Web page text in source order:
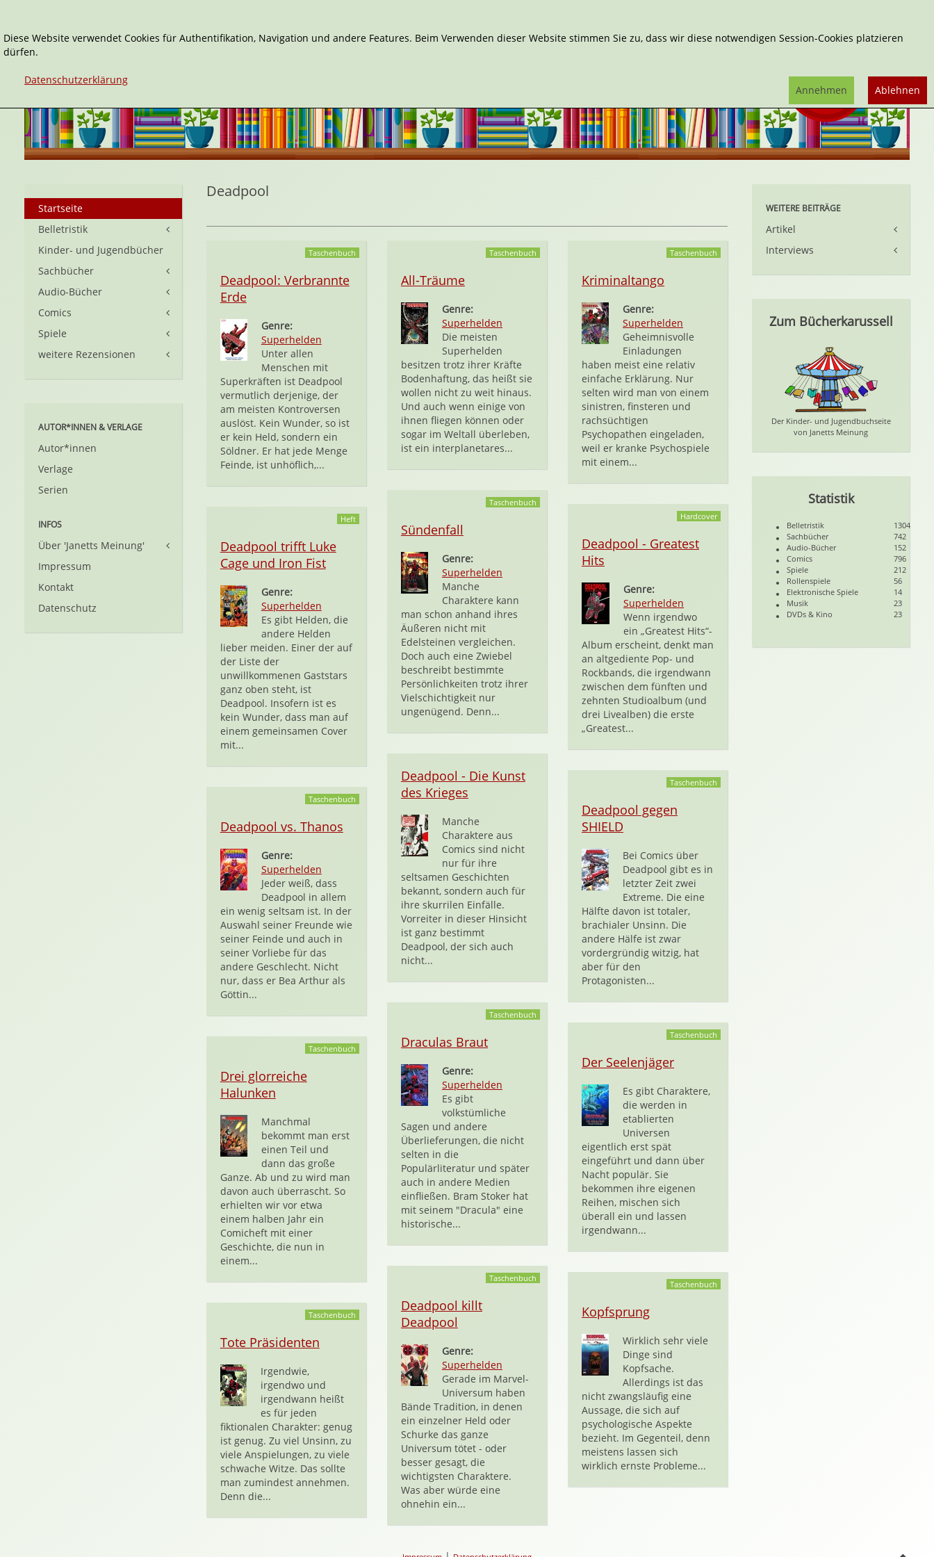
Deadpool
Taschenbuch
Deadpool: Verbrannte
Erde
Genre:
Superhelden
Unter allen
Menschen mit
Superkräften ist Deadpool
vermutlich derjenige, der
am meisten Kontroversen
auslöst. Kein Wunder, so ist
er kein Held, sondern ein
Söldner. Er hat jede Menge
Feinde, ist unhöflich,...
Taschenbuch
All-Träume
Genre:
Superhelden
Die meisten
Superhelden
besitzen trotz ihrer Kräfte
Bodenhaftung, das heißt sie
wollen nicht zu weit hinaus.
Und auch wenn einige von
ihnen fliegen können oder
sogar im Weltall überleben,
ist ein interplanetares...
Taschenbuch
Kriminaltango
Genre:
Superhelden
Geheimnisvolle
Einladungen
haben meist eine relativ
einfache Erklärung. Nur
selten wird man von einem
sinistren, finsteren und
rachsüchtigen
Psychopathen eingeladen,
weil er kranke Psychospiele
mit einem...
Heft
Deadpool trifft Luke
Cage und Iron Fist
Genre:
Superhelden
Es gibt Helden, die
andere Helden
lieber meiden. Einer der auf
der Liste der
unwillkommenen Gaststars
ganz oben steht, ist
Deadpool. Insofern ist es
kein Wunder, dass man auf
einem gemeinsamen Cover
mit...
Taschenbuch
Sündenfall
Genre:
Superhelden
Manche
Charaktere kann
man schon anhand ihres
Äußeren nicht mit
Edelsteinen vergleichen.
Doch auch eine Zwiebel
beschreibt bestimmte
Persönlichkeiten trotz ihrer
Vielschichtigkeit nur
ungenügend. Denn...
Hardcover
Deadpool - Greatest
Hits
Genre:
Superhelden
Wenn irgendwo
ein „Greatest Hits“-
Album erscheint, denkt man
an altgediente Pop- und
Rockbands, die irgendwann
zwischen dem fünften und
zehnten Studioalbum (und
drei Livealben) die erste
„Greatest...
Taschenbuch
Deadpool vs. Thanos
Genre:
Superhelden
Jeder weiß, dass
Deadpool in allem
ein wenig seltsam ist. In der
Auswahl seiner Freunde wie
seiner Feinde und auch in
seiner Vorliebe für das
andere Geschlecht. Nicht
nur, dass er Bea Arthur als
Göttin...
Deadpool - Die Kunst
des Krieges
Manche
Charaktere aus
Comics sind nicht
nur für ihre
seltsamen Geschichten
bekannt, sondern auch für
ihre skurrilen Einfälle.
Vorreiter in dieser Hinsicht
ist ganz bestimmt
Deadpool, der sich auch
nicht...
Taschenbuch
Deadpool gegen
SHIELD
Bei Comics über
Deadpool gibt es in
letzter Zeit zwei
Extreme. Die eine
Hälfte davon ist totaler,
brachialer Unsinn. Die
andere Hälfe ist zwar
vordergründig witzig, hat
aber für den
Protagonisten...
Taschenbuch
Drei glorreiche
Halunken
Manchmal
bekommt man erst
einen Teil und
dann das große
Ganze. Ab und zu wird man
davon auch überrascht. So
erhielten wir vor etwa
einem halben Jahr ein
Comicheft mit einer
Geschichte, die nun in
einem...
Taschenbuch
Draculas Braut
Genre:
Superhelden
Es gibt
volkstümliche
Sagen und andere
Überlieferungen, die nicht
selten in die
Populärliteratur und später
auch in andere Medien
einfließen. Bram Stoker hat
mit seinem "Dracula" eine
historische...
Taschenbuch
Der Seelenjäger
Es gibt Charaktere,
die werden in
etablierten
Universen
eigentlich erst spät
eingeführt und dann über
Nacht populär. Sie
bekommen ihre eigenen
Reihen, mischen sich
überall ein und lassen
irgendwann...
Taschenbuch
Tote Präsidenten
Irgendwie,
irgendwo und
irgendwann heißt
es für jeden
fiktionalen Charakter: genug
ist genug. Zu viel Unsinn, zu
viele Anspielungen, zu viele
schwache Witze. Das sollte
man zumindest annehmen.
Denn die...
Taschenbuch
Deadpool killt
Deadpool
Genre:
Superhelden
Gerade im Marvel-
Universum haben
Bände Tradition, in denen
ein einzelner Held oder
Schurke das ganze
Universum tötet - oder
besser gesagt, die
wichtigsten Charaktere.
Was aber würde eine
ohnehin ein...
Taschenbuch
Kopfsprung
Wirklich sehr viele
Dinge sind
Kopfsache.
Allerdings ist das
nicht zwangsläufig eine
Aussage, die sich auf
psychologische Aspekte
bezieht. Im Gegenteil, denn
meistens lassen sich
wirklich ernste Probleme...
Startseite
Belletristik
Kinder- und Jugendbücher
Sachbücher
Audio-Bücher
Comics
Spiele
weitere Rezensionen
AUTOR*INNEN & VERLAGE
Autor*innen
Verlage
Serien
INFOS
Über 'Janetts Meinung'
Impressum
Kontakt
Datenschutz
WEITERE BEITRÄGE
Artikel
Interviews
Zum Bücherkarussell
Der Kinder- und Jugendbuchseite
von Janetts Meinung
Statistik
Belletristik
1304
Sachbücher
742
Audio-Bücher
152
Comics
796
Spiele
212
Rollenspiele
56
Elektronische Spiele
14
Musik
23
DVDs & Kino
23
Diese Website verwendet Cookies für Authentifikation, Navigation und andere Features. Beim Verwenden dieser Website stimmen Sie zu, dass wir diese notwendigen Session-Cookies platzieren
dürfen.
Datenschutzerklärung
Ablehnen
Annehmen